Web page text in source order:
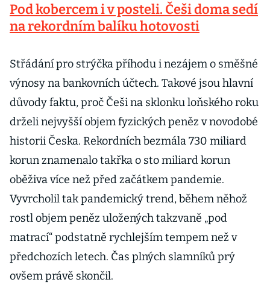
Pod kobercem i v posteli. Češi doma sedí
na rekordním balíku hotovosti
Střádání pro strýčka příhodu i nezájem o směšné
výnosy na bankovních účtech. Takové jsou hlavní
důvody faktu, proč Češi na sklonku loňského roku
drželi nejvyšší objem fyzických peněz v novodobé
historii Česka. Rekordních bezmála 730 miliard
korun znamenalo takřka o sto miliard korun
oběživa více než před začátkem pandemie.
Vyvrcholil tak pandemický trend, během něhož
rostl objem peněz uložených takzvaně „pod
matrací“ podstatně rychlejším tempem než v
předchozích letech. Čas plných slamníků prý
ovšem právě skončil.